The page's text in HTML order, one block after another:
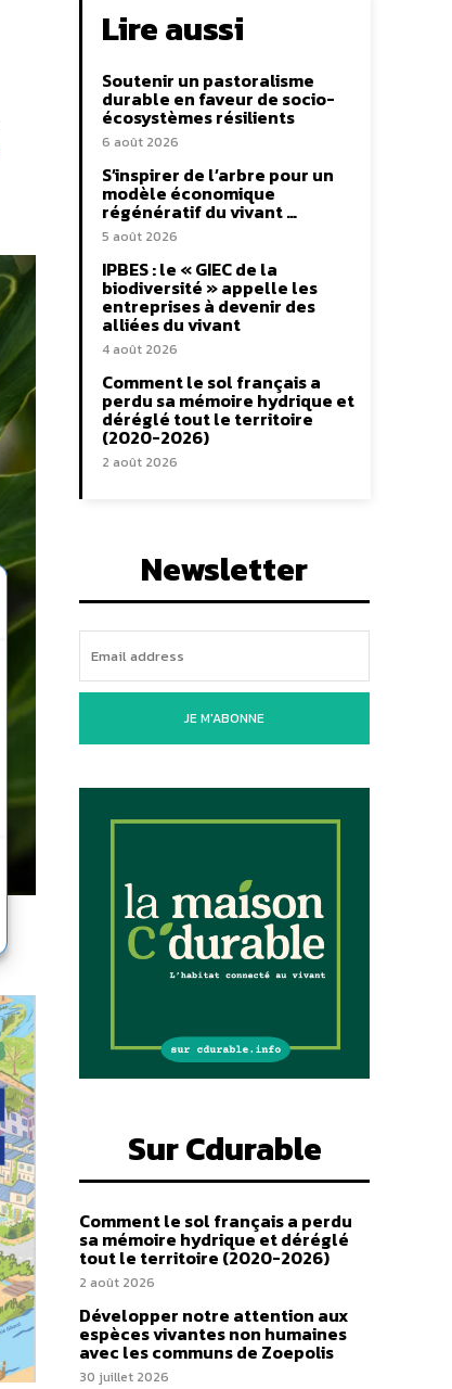
Lire aussi
Soutenir un pastoralisme
durable en faveur de socio-
écosystèmes résilients
6 août 2026
S’inspirer de l’arbre pour un
modèle économique
régénératif du vivant …
5 août 2026
IPBES : le « GIEC de la
biodiversité » appelle les
entreprises à devenir des
alliées du vivant
4 août 2026
Comment le sol français a
perdu sa mémoire hydrique et
déréglé tout le territoire
(2020-2026)
2 août 2026
Newsletter
JE M'ABONNE
Sur Cdurable
Comment le sol français a perdu
sa mémoire hydrique et déréglé
tout le territoire (2020-2026)
2 août 2026
Développer notre attention aux
espèces vivantes non humaines
avec les communs de Zoepolis
30 juillet 2026